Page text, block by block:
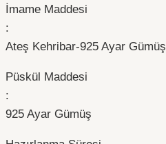
İmame Maddesi
:
Ateş Kehribar-925 Ayar Gümüş
Püskül Maddesi
:
925 Ayar Gümüş